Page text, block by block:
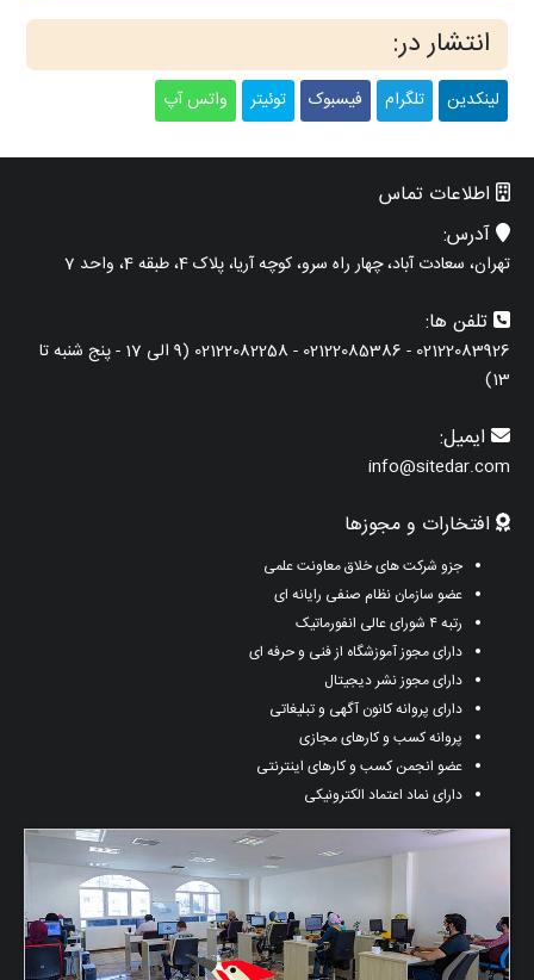
انتشار در:
لینکدین تلگرام فیسبوک توئیتر واتس آپ
اطلاعات تماس
آدرس:
تهران، سعادت آباد، چهار راه سرو، کوچه آریا، پلاک 4، طبقه 4، واحد 7
تلفن ها:
02122083926 - 02122085386 - 02122082258 (9 الی 17 - پنج شنبه تا
13)
ایمیل:
info@sitedar.com
افتخارات و مجوزها
جزو شرکت های خلاق معاونت علمی
عضو سازمان نظام صنفی رایانه ای
رتبه ۴ شورای عالی انفورماتیک
دارای مجوز آموزشگاه از فنی و حرفه ای
دارای مجوز نشر دیجیتال
دارای پروانه کانون آگهی و تبلیغاتی
پروانه کسب و کارهای مجازی
عضو انجمن کسب و کارهای اینترنتی
دارای نماد اعتماد الکترونیکی